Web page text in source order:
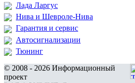
Лада Ларгус
Нива и Шевроле-Нива
Гарантия и сервис
Автосигнализации
Тюнинг
© 2008 - 2026 Информационный
проект